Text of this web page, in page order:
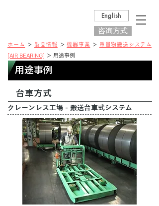
English
咨询方式
ホーム ＞ 製品情報 ＞機器事業 ＞ 重量物搬送システム
[AIR BEARING] ＞ 用途事例
用途事例
台車方式
クレーンレス工場 - 搬送台車式システム